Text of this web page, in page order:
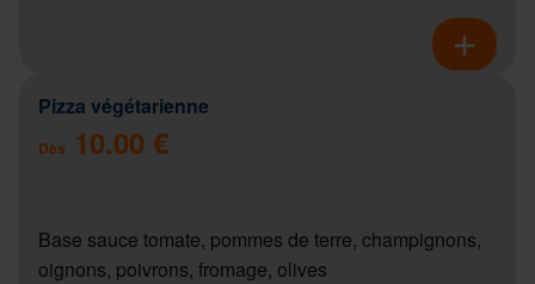
Pizza végétarienne
Dès 10.00 €
Base sauce tomate, pommes de terre, champignons,
oignons, poivrons, fromage, olives